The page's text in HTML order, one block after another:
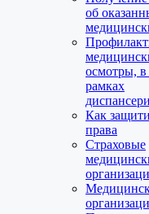
об
осмотры, в
рамках
Как
права
Страховые